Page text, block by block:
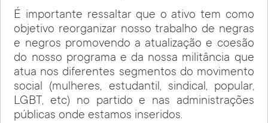
É importante ressaltar que o ativo tem como
objetivo reorganizar nosso trabalho de negras
e negros promovendo a atualização e coesão
do nosso programa e da nossa militância que
atua nos diferentes segmentos do movimento
social (mulheres, estudantil, sindical, popular,
LGBT, etc) no partido e nas administrações
públicas onde estamos inseridos.